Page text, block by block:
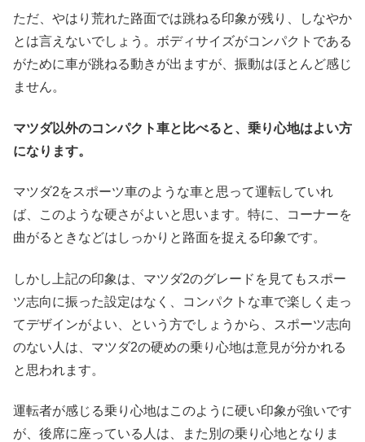
ただ、やはり荒れた路面では跳ねる印象が残り、しなやか
とは言えないでしょう。ボディサイズがコンパクトである
がために車が跳ねる動きが出ますが、振動はほとんど感じ
ません。
マツダ以外のコンパクト車と比べると、乗り心地はよい方
になります。
マツダ2をスポーツ車のような車と思って運転していれ
ば、このような硬さがよいと思います。特に、コーナーを
曲がるときなどはしっかりと路面を捉える印象です。
しかし上記の印象は、マツダ2のグレードを見てもスポー
ツ志向に振った設定はなく、コンパクトな車で楽しく走っ
てデザインがよい、という方でしょうから、スポーツ志向
のない人は、マツダ2の硬めの乗り心地は意見が分かれる
と思われます。
運転者が感じる乗り心地はこのように硬い印象が強いです
が、後席に座っている人は、また別の乗り心地となりま